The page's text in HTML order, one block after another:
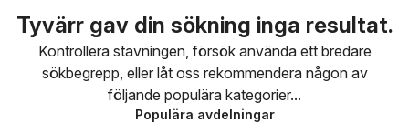
Tyvärr gav din sökning inga resultat.
Kontrollera stavningen, försök använda ett bredare
sökbegrepp, eller låt oss rekommendera någon av
följande populära kategorier...
Populära avdelningar